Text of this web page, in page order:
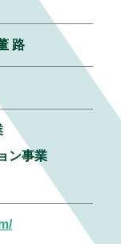
路
ン事業